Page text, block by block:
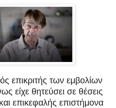
επικριτής των εμβολίων
είχε θητεύσει σε θέσεις
επικεφαλής επιστήμονα